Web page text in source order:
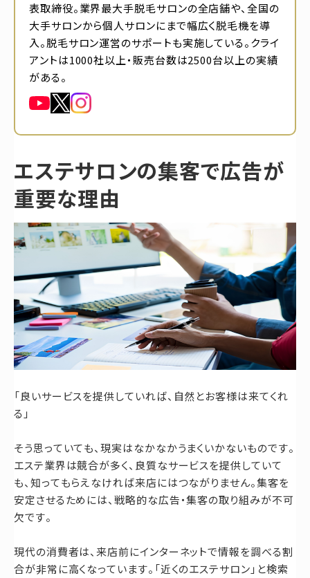
表取締役。業界最大手脱毛サロンの全店舗や、全国の
大手サロンから個人サロンにまで幅広く脱毛機を導
入。脱毛サロン運営のサポートも実施している。クライ
アントは1000社以上・販売台数は2500台以上の実績
がある。
エステサロンの集客で広告が
重要な理由
「良いサービスを提供していれば、自然とお客様は来てくれ
る」
そう思っていても、現実はなかなかうまくいかないものです。
エステ業界は競合が多く、良質なサービスを提供していて
も、知ってもらえなければ来店にはつながりません。集客を
安定させるためには、戦略的な広告・集客の取り組みが不可
欠です。
現代の消費者は、来店前にインターネットで情報を調べる割
合が非常に高くなっています。「近くのエステサロン」と検索